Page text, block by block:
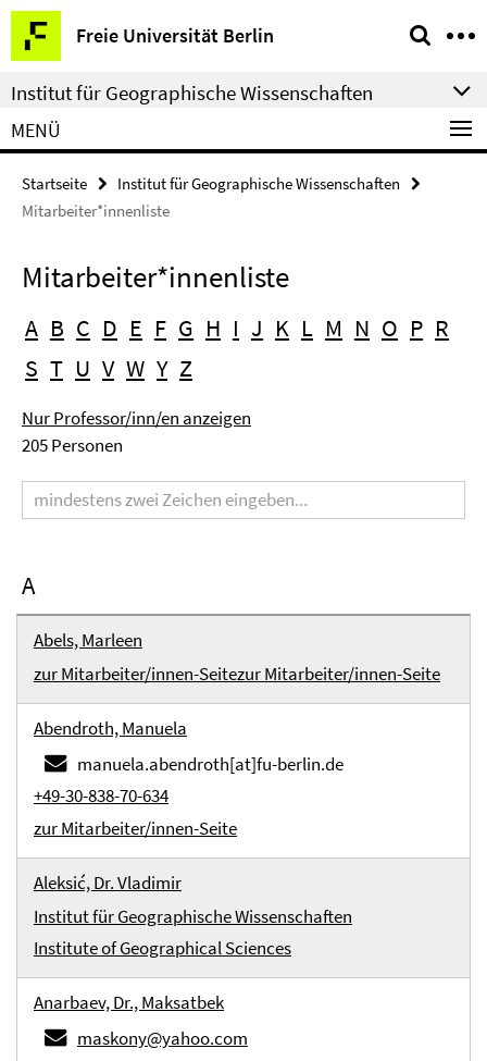
Springe
direkt
zu
Inhalt
Freie Universität Berlin
Service-
Navigation
Institut für Geographische Wissenschaften
MENÜ
Startseite
Institut für Geographische Wissenschaften
Mitarbeiter*innenliste
Mitarbeiter*innenliste
A B C D E F G H I J K L M N O P R
S T U V W Y Z
Nur Professor/inn/en anzeigen
205 Personen
A
Abels, Marleen
zur Mitarbeiter/innen-Seitezur Mitarbeiter/innen-Seite
Abendroth, Manuela
manuela.abendroth[at]fu-berlin.de
+49-30-838-70-634
zur Mitarbeiter/innen-Seite
Aleksić, Dr. Vladimir
Institut für Geographische Wissenschaften
Institute of Geographical Sciences
Anarbaev, Dr., Maksatbek
maskony@yahoo.com